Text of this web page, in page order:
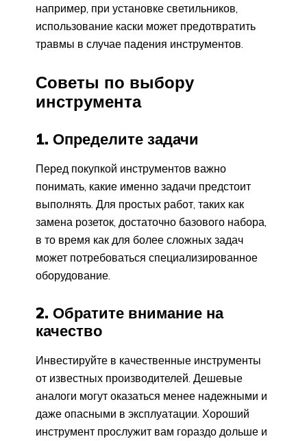
например, при установке светильников,
использование каски может предотвратить
травмы в случае падения инструментов.
Советы по выбору
инструмента
1. Определите задачи
Перед покупкой инструментов важно
понимать, какие именно задачи предстоит
выполнять. Для простых работ, таких как
замена розеток, достаточно базового набора,
в то время как для более сложных задач
может потребоваться специализированное
оборудование.
2. Обратите внимание на
качество
Инвестируйте в качественные инструменты
от известных производителей. Дешевые
аналоги могут оказаться менее надежными и
даже опасными в эксплуатации. Хороший
инструмент прослужит вам гораздо дольше и